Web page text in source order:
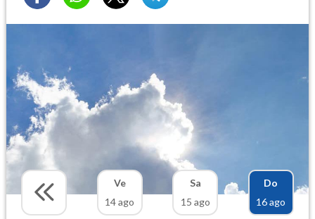
Ve
14 ago
Sa
15 ago
Do
16 ago